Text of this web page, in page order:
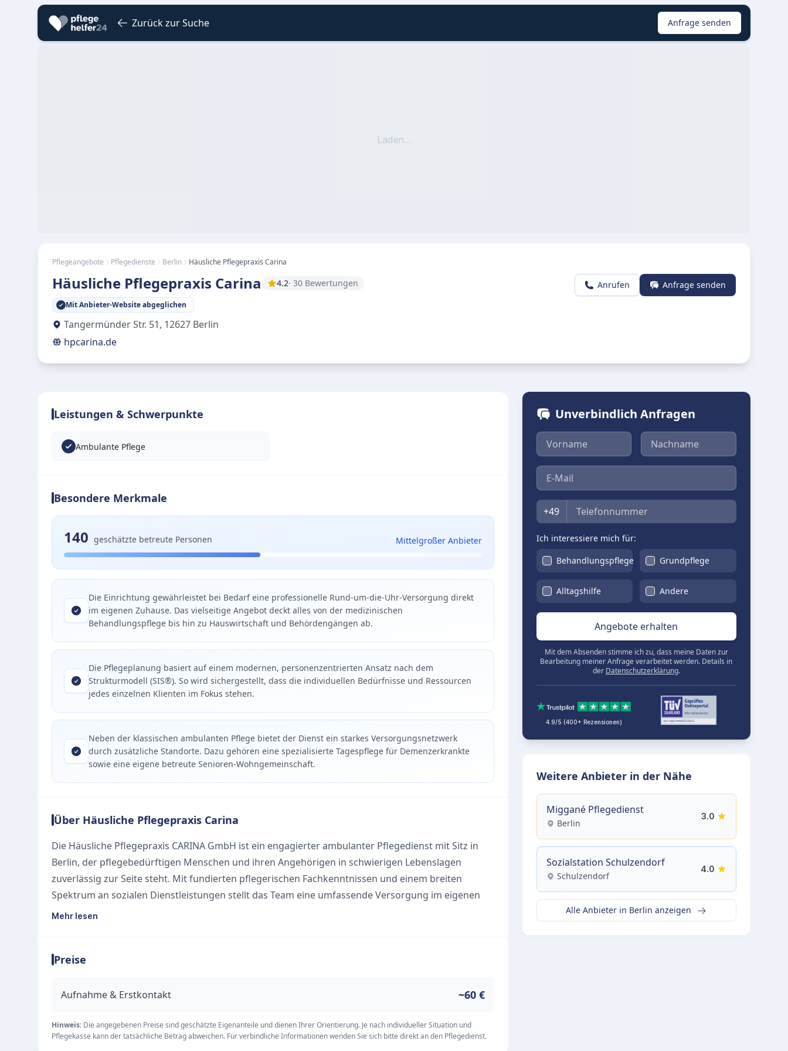
Zurück zur Suche Anfrage senden
Laden...
Pflegeangebote Pflegedienste Berlin Häusliche Pflegepraxis Carina
Häusliche Pflegepraxis Carina 4.2· 30 Bewertungen
Mit Anbieter-Website abgeglichen
Tangermünder Str. 51, 12627 Berlin
hpcarina.de
Anrufen Anfrage senden
Leistungen & Schwerpunkte
Ambulante Pflege
Besondere Merkmale
140 geschätzte betreute Personen Mittelgroßer Anbieter
Die Einrichtung gewährleistet bei Bedarf eine professionelle Rund-um-die-Uhr-Versorgung direkt
im eigenen Zuhause. Das vielseitige Angebot deckt alles von der medizinischen
Behandlungspflege bis hin zu Hauswirtschaft und Behördengängen ab.
Die Pflegeplanung basiert auf einem modernen, personenzentrierten Ansatz nach dem
Strukturmodell (SIS®). So wird sichergestellt, dass die individuellen Bedürfnisse und Ressourcen
jedes einzelnen Klienten im Fokus stehen.
Neben der klassischen ambulanten Pflege bietet der Dienst ein starkes Versorgungsnetzwerk
durch zusätzliche Standorte. Dazu gehören eine spezialisierte Tagespflege für Demenzerkrankte
sowie eine eigene betreute Senioren-Wohngemeinschaft.
Über Häusliche Pflegepraxis Carina
Die Häusliche Pflegepraxis CARINA GmbH ist ein engagierter ambulanter Pflegedienst mit Sitz in
Berlin, der pflegebedürftigen Menschen und ihren Angehörigen in schwierigen Lebenslagen
zuverlässig zur Seite steht. Mit fundierten pflegerischen Fachkenntnissen und einem breiten
Spektrum an sozialen Dienstleistungen stellt das Team eine umfassende Versorgung im eigenen
Zuhause sicher – bei Bedarf sogar rund um die Uhr.
Menschen und das Recht auf Selbstbestimmung stets im Mittelpunkt der täglichen Arbeit. Das
und ein aktives Qualitätsmanagement, um die bestmögliche Betreuung zu gewährleisten und
Unsere Leistungen
Grund- und Behandlungspflege sowie Körperpflege
Mehr lesen
Preise
Aufnahme & Erstkontakt ~60 €
Hinweis: Die angegebenen Preise sind geschätzte Eigenanteile und dienen Ihrer Orientierung. Je nach individueller Situation und
Pflegekasse kann der tatsächliche Betrag abweichen. Für verbindliche Informationen wenden Sie sich bitte direkt an den Pflegedienst.
Unverbindlich Anfragen
Vorname Nachname
E-Mail
Telefon
+49
Ich interessiere mich für:
Behandlungspflege
Grundpflege
Alltagshilfe Andere
Angebote erhalten
Mit dem Absenden stimme ich zu, dass meine Daten zur
Bearbeitung meiner Anfrage verarbeitet werden. Details in
der Datenschutzerklärung.
4.9/5 (400+ Rezensionen)
Weitere Anbieter in der Nähe
Miggané Pflegedienst
Berlin
3.0
Sozialstation Schulzendorf
Schulzendorf
4.0
Alle Anbieter in Berlin anzeigen